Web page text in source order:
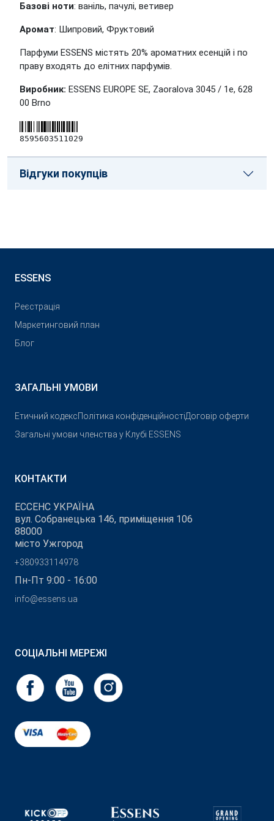
Базові ноти: ваніль, пачулі, ветивер
Аромат: Шипровий, Фруктовий
Парфуми ESSENS містять 20% ароматних есенцій і по
праву входять до елітних парфумів.
Виробник: ESSENS EUROPE SE, Zaoralova 3045 / 1e, 628
00 Brno
8595603511029
Відгуки покупців
ESSENS
Реєстрація
Маркетинговий план
Блог
ЗАГАЛЬНІ УМОВИ
Етичний кодексПолітика конфіденційностіДоговір оферти
Загальні умови членства у Клубі ESSENS
КОНТАКТИ
ЕССЕНС УКРАЇНА
вул. Собранецька 146, приміщення 106
88000
місто Ужгород
+380933114978
Пн-Пт 9:00 - 16:00
info@essens.ua
СОЦІАЛЬНІ МЕРЕЖІ